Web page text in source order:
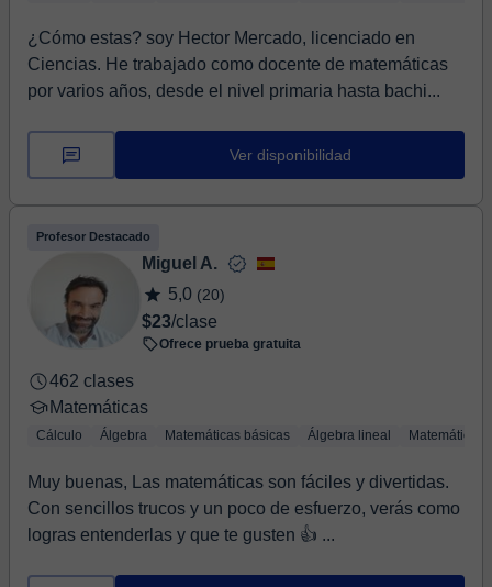
¿Cómo estas? soy Hector Mercado, licenciado en
Ciencias. He trabajado como docente de matemáticas
por varios años, desde el nivel primaria hasta bachi...
Ver disponibilidad
Profesor Destacado
Miguel A.
5,0 (20)
$23/clase
Ofrece prueba gratuita
462 clases
Matemáticas
Cálculo Álgebra Matemáticas básicas Álgebra lineal Matemáticas
Muy buenas, Las matemáticas son fáciles y divertidas.
Con sencillos trucos y un poco de esfuerzo, verás como
logras entenderlas y que te gusten 👍 ...